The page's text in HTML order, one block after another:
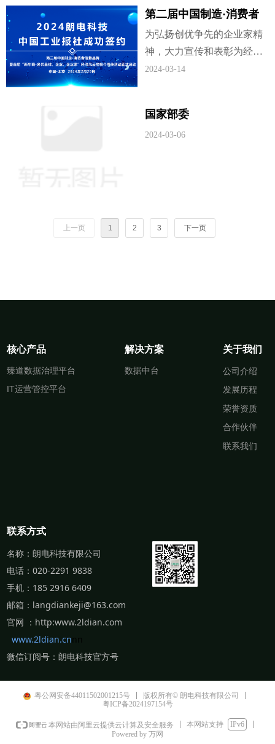
播平台，15秒短视频就能爆
红的网红经济时代赋予了“素
人”更多的可能性。
厂、产业带的C2M定制化供
应链体系，并以高标准严格
把关商品质量，为消费者提
供海量极致性价比产品。
第二届中国制造·消费者
信赖品牌暨首届“新华商•
名优品牌企业、企业
家”经济风云榜推介宣传
为弘扬创优争先的企业家精
神，大力宣传和表彰为经济
社会发展作出突出贡献、取
在推动科学发展、加快经济
发展方式转变中的重要作
的正能量，由中国工业报社
主办的第二届中国制造·消费
2024-03-14
国家部委
2024-03-06
上一页 1 2 3 下一页
核心产品
臻道数据治理平台
IT运营管控平台
解决方案
数据中台
关于我们
公司介绍
发展历程
荣誉资质
合作伙伴
联系我们
联系方式
名称：朗电科技有限公司
电话：020-2291 9838
手机：185 2916 6409
邮箱： langdiankeji@163.com
官网 ：http:www.2ldian.com
www.2ldian.cn
微信订阅号：朗电科技官方号
粤公网安备44011502001215号
版权所有© 朗电科技有限公司
粤ICP备2024197154号
本网站由阿里云提供云计算及安全服务 本网站支持
IPv6
Powered by 万网